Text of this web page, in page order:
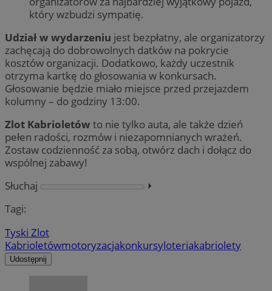
który wzbudzi sympatię.
Udział w wydarzeniu jest bezpłatny, ale organizatorzy
zachęcają do dobrowolnych datków na pokrycie
kosztów organizacji. Dodatkowo, każdy uczestnik
otrzyma kartkę do głosowania w konkursach.
Głosowanie będzie miało miejsce przed przejazdem
kolumny – do godziny 13:00.
Zlot Kabrioletów to nie tylko auta, ale także dzień
pełen radości, rozmów i niezapomnianych wrażeń.
Zostaw codzienność za sobą, otwórz dach i dołącz do
wspólnej zabawy!
Słuchaj
⏵︎
Tagi:
Tyski Zlot
Kabrioletówmotoryzacjakonkursyloteriakabriolety
Udostępnij